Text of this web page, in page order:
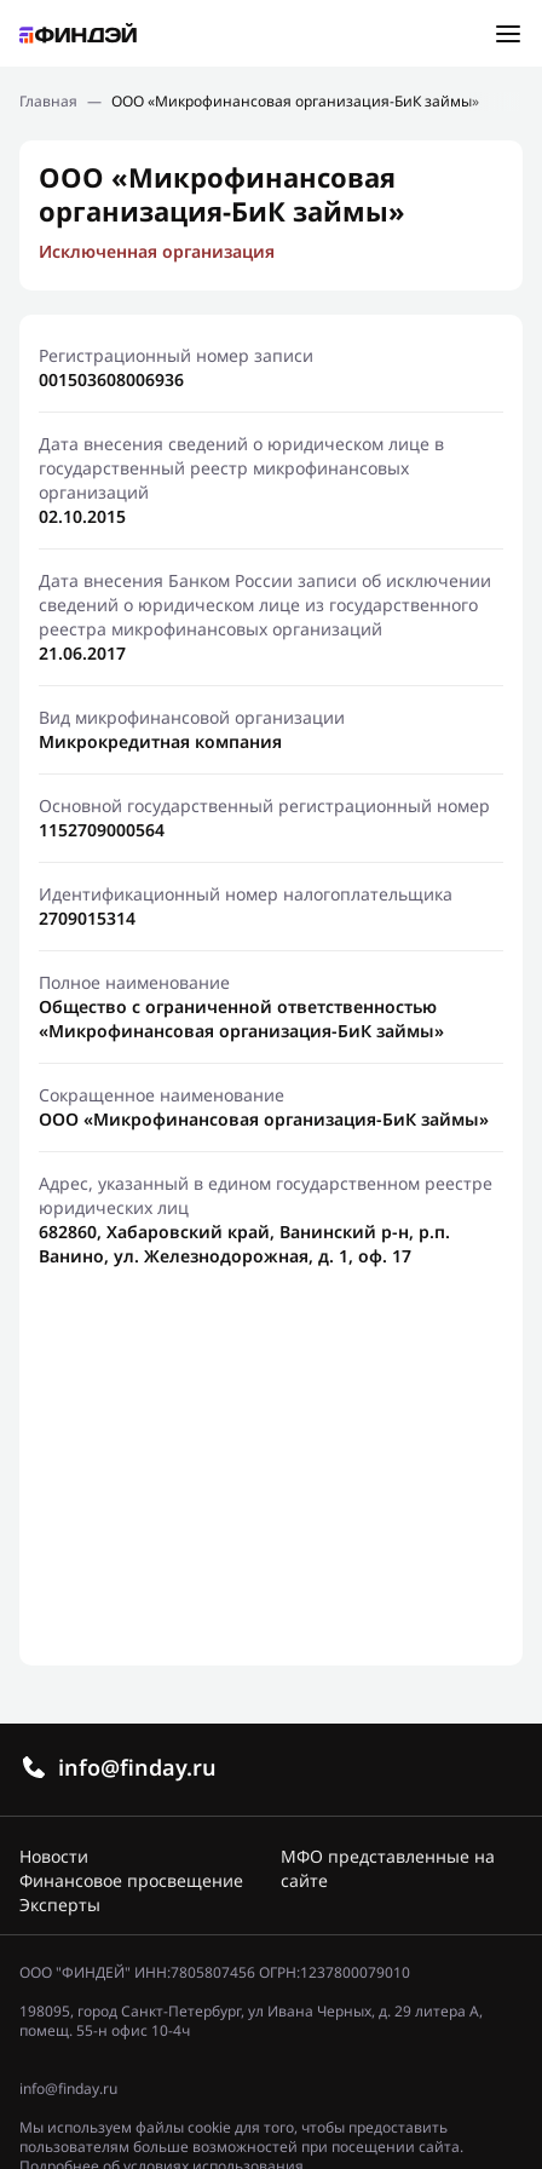
Подбор займа
Новости
Финансовое просвещение
Главная — ООО «Микрофинансовая организация-БиК займы»
ООО «Микрофинансовая
организация-БиК займы»
Исключенная организация
Регистрационный номер записи
001503608006936
Дата внесения сведений о юридическом лице в
государственный реестр микрофинансовых
организаций
02.10.2015
Дата внесения Банком России записи об исключении
сведений о юридическом лице из государственного
реестра микрофинансовых организаций
21.06.2017
Вид микрофинансовой организации
Микрокредитная компания
Основной государственный регистрационный номер
1152709000564
Идентификационный номер налогоплательщика
2709015314
Полное наименование
Общество с ограниченной ответственностью
«Микрофинансовая организация-БиК займы»
Сокращенное наименование
ООО «Микрофинансовая организация-БиК займы»
Адрес, указанный в едином государственном реестре
юридических лиц
682860, Хабаровский край, Ванинский р-н, р.п.
Ванино, ул. Железнодорожная, д. 1, оф. 17
info@finday.ru
Новости
Финансовое просвещение
Эксперты
МФО представленные на
сайте
ООО "ФИНДЕЙ" ИНН:7805807456 ОГРН:1237800079010
198095, город Санкт-Петербург, ул Ивана Черных, д. 29 литера А,
помещ. 55-н офис 10-4ч
info@finday.ru
Мы используем файлы cookie для того, чтобы предоставить
пользователям больше возможностей при посещении сайта.
Ошибка:Контактная форма не найдена.
Спасибо, что написали нам
Мы свяжемся с Вами в ближайшее время и сообщим
результат
Отправить новый запрос